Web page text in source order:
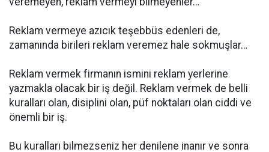
Reklam vermeye azıcık teşebbüs edenleri de,
zamanında birileri reklam veremez hale sokmuşlar…
Reklam vermek firmanın ismini reklam yerlerine
yazmakla olacak bir iş değil. Reklam vermek de belli
kuralları olan, disiplini olan, püf noktaları olan ciddi ve
önemli bir iş.
Bu kuralları bilmezseniz her denilene inanır ve sonra